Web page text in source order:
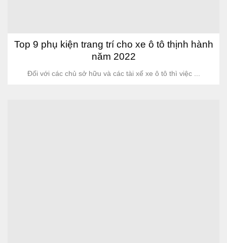
Top 9 phụ kiện trang trí cho xe ô tô thịnh hành
năm 2022
Đối với các chủ sở hữu và các tài xế xe ô tô thì việc ...